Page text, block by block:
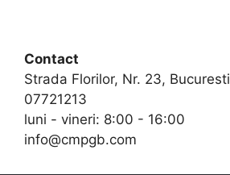
Contact
Strada Florilor, Nr. 23, Bucuresti
07721213
luni - vineri: 8:00 - 16:00
info@cmpgb.com